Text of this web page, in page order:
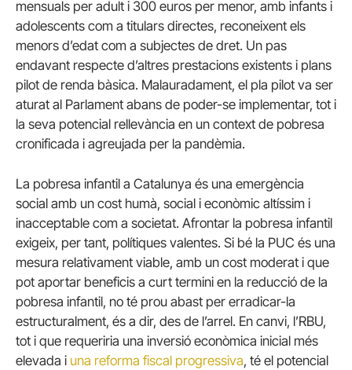
mensuals per adult i 300 euros per menor, amb infants i
adolescents com a titulars directes, reconeixent els
menors d’edat com a subjectes de dret. Un pas
endavant respecte d’altres prestacions existents i plans
pilot de renda bàsica. Malauradament, el pla pilot va ser
aturat al Parlament abans de poder-se implementar, tot i
la seva potencial rellevància en un context de pobresa
cronificada i agreujada per la pandèmia.
La pobresa infantil a Catalunya és una emergència
social amb un cost humà, social i econòmic altíssim i
inacceptable com a societat. Afrontar la pobresa infantil
exigeix, per tant, polítiques valentes. Si bé la PUC és una
mesura relativament viable, amb un cost moderat i que
pot aportar beneficis a curt termini en la reducció de la
pobresa infantil, no té prou abast per erradicar-la
estructuralment, és a dir, des de l’arrel. En canvi, l’RBU,
tot i que requeriria una inversió econòmica inicial més
elevada i una reforma fiscal progressiva, té el potencial